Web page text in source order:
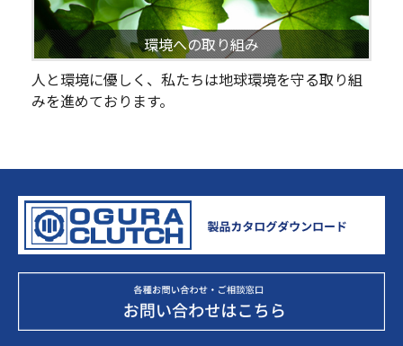
環境への取り組み
人と環境に優しく、私たちは地球環境を守る取り組
みを進めております。